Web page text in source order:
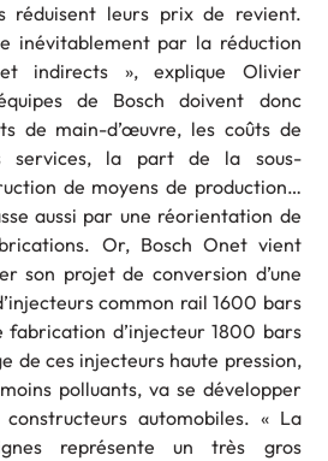
réduisent leurs prix de revient.
inévitablement par la réduction
indirects », explique Olivier
de Bosch doivent donc
de main-d’œuvre, les coûts de
services, la part de la sous-
de moyens de production…
aussi par une réorientation de
Or, Bosch Onet vient
son projet de conversion d’une
common rail 1600 bars
fabrication d’injecteur 1800 bars
de ces injecteurs haute pression,
polluants, va se développer
automobiles. « La
représente un très gros